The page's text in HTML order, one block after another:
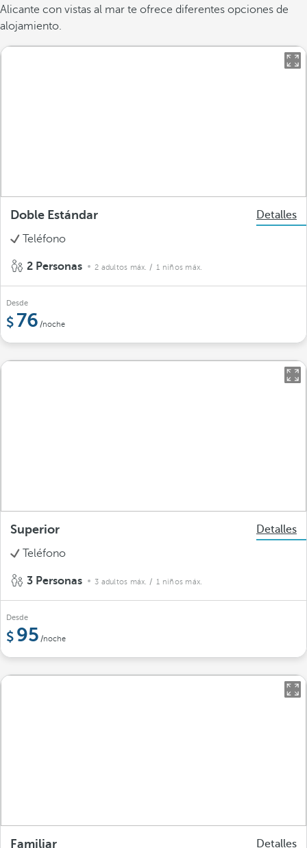
Alicante con vistas al mar te ofrece diferentes opciones de
alojamiento.
Doble Estándar
Detalles
Teléfono
2 Personas 2 adultos máx. / 1 niños máx.
Desde
76 /noche
Superior
Detalles
Teléfono
3 Personas 3 adultos máx. / 1 niños máx.
Desde
95 /noche
Familiar Detalles